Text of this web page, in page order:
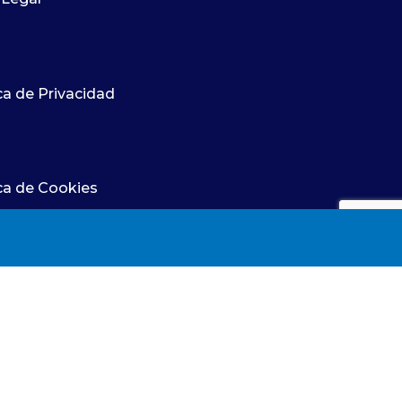
durante
enfermería nefrológica convencida de
de Privacidad
de Cookies